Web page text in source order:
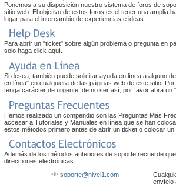
Ponemos a su disposición nuestro sistema de foros de
sitio web. El objetivo de estos foros es el tener una amplia
lugar para el intercambio de experiencias e ideas.
Para abrir un "ticket" sobre algún problema o pregunta en
solo haga click aquí.
Si desea, también puede solicitar ayuda en línea a alguno
en línea" en cualquiera de las páginas web de este sitio.
tenga carácter de urgente, de no ser así, por favor abra un
Hemos realizado un compendio con las Preguntas Más
accesar a Tutoriales y Manuales en línea que se han
estos métodos primero antes de abrir un ticket o colocar un
Además de los métodos anteriores de soporte recuerde
direcciones electrónicas:
soporte@nivel1.com
envíelo